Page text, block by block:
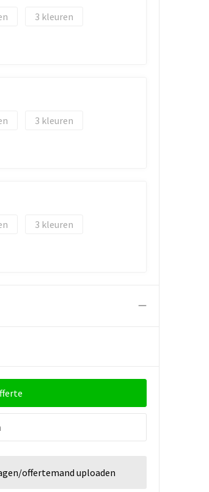
3
3
3
offertemand uploaden